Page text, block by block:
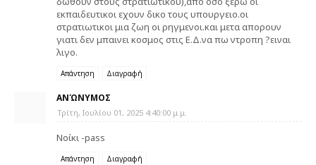
εκπαιδευτικοι εχουν δικο τους υπουργειο.οι
στρατιωτικοι μια ζωη οι ρηγμενοι.και μετα απορουν
γιατι δεν μπαινει κοσμος στις Ε.Δ.να πω ντροπη ?ειναι
λιγο.
Απάντηση Διαγραφή
ΑΝΏΝΥΜΟΣ
Τρίτη, Ιουλίου 01, 2025 4:40:00 μ.μ.
Νοίκι -pass
Απάντηση Διαγραφή